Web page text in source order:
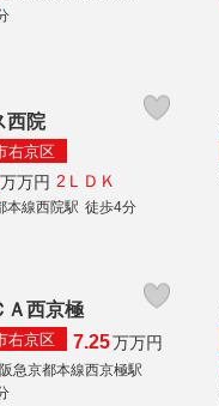
西院
右京区
万万円 2ＬＤＫ
本線西院駅 徒歩4分
Ａ西京極
右京区 7.25万万円
阪急京都本線西京極駅